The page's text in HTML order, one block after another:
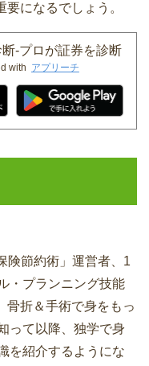
になるでしょう。
-プロが証券を診断
with アプリーチ
険節約術」運営者、1
・プランニング技能
骨折＆手術で身をもっ
って以降、独学で身
を紹介するようにな